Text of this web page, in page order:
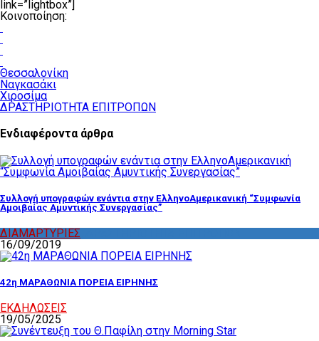
link=”lightbox”]
Κοινοποίηση:
Θεσσαλονίκη
Ναγκασάκι
Χιροσίμα
ΔΡΑΣΤΗΡΙΟΤΗΤΑ ΕΠΙΤΡΟΠΩΝ
Ενδιαφέροντα άρθρα
Συλλογή υπογραφών ενάντια στην ΕλληνοΑμερικανική “Συμφωνία
Αμοιβαίας Αμυντικής Συνεργασίας”
ΔΙΑΜΑΡΤΥΡΙΕΣ
16/09/2019
42η ΜΑΡΑΘΩΝΙΑ ΠΟΡΕΙΑ ΕΙΡΗΝΗΣ
ΕΚΔΗΛΩΣΕΙΣ
19/05/2025